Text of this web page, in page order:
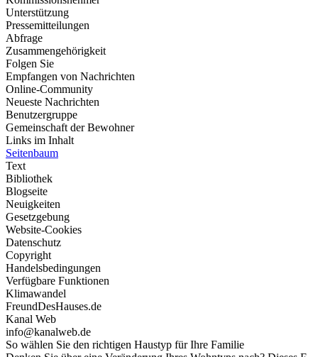
Unterstützung
Pressemitteilungen
Abfrage
Zusammengehörigkeit
Folgen Sie
Empfangen von Nachrichten
Online-Community
Neueste Nachrichten
Benutzergruppe
Gemeinschaft der Bewohner
Links im Inhalt
Seitenbaum
Text
Bibliothek
Blogseite
Neuigkeiten
Gesetzgebung
Website-Cookies
Datenschutz
Copyright
Handelsbedingungen
Verfügbare Funktionen
Klimawandel
FreundDesHauses.de
Kanal Web
info@kanalweb.de
So wählen Sie den richtigen Haustyp für Ihre Familie